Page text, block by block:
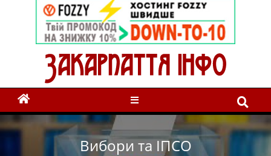
Вибори та ІПСО